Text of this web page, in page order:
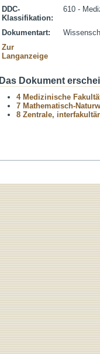
DDC-
Klassifikation:
610 -
Dokumentart:
Zur
Langanzeige
Das Dokument
4 Medizinische
7 Mathematisch-
8 Zentrale,